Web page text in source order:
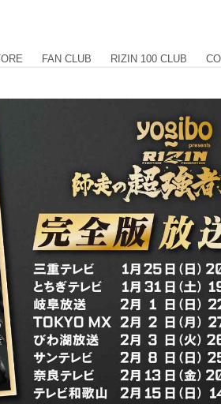
FAN CLUB RIZIN 100 CLUB